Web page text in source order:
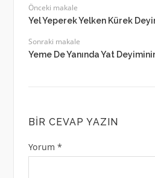
Önceki makale
Yel Yeperek Yelken Kürek
Sonraki makale
Yeme De Yanında Yat
BIR CEVAP YAZIN
Yorum *